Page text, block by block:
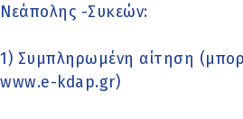
Νεάπολης -Συκεών:
1) Συμπληρωμένη αίτηση
www.e-kdap.gr)